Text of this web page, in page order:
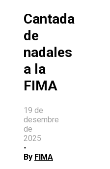
Cantada
de
nadales
a la
FIMA
19 de
desembre
de
2025
-
By FIMA